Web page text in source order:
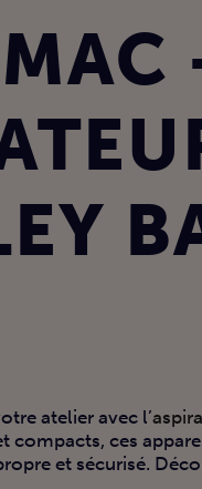
atelier avec l’
compacts, ces
et sécurisé.